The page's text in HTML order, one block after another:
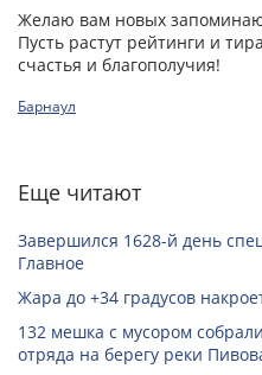
Желаю вам новых
Пусть растут рейтинги и
счастья и благополучия!
Барнаул
Еще читают
Завершился 1628-й день
Главное
Жара до +34 градусов
132 мешка с мусором
отряда на берегу реки